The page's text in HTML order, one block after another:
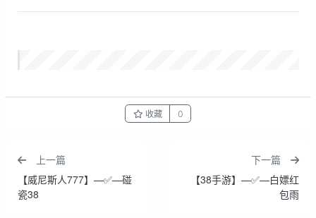
收藏 0
上一篇
【威尼斯人777】—✅—碰
瓷38
下一篇
【38手游】—✅—白嫖红
包雨